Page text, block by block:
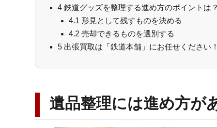
4 鉄道グッズを整理する進め方のポイントは？
4.1 形見として残すものを決める
4.2 売却できるものを選別する
5 出張買取は「鉄道本舗」にお任せください！
遺品整理には進め方が